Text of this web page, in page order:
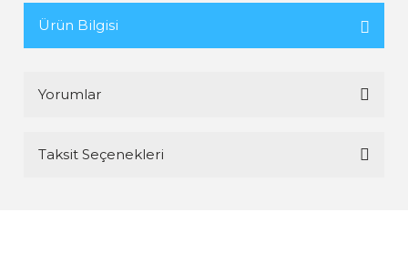
Ürün Bilgisi
Yorumlar
Bu ürüne ilk yorumu siz yapın!
Taksit Seçenekleri